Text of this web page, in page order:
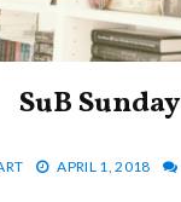
SuB Sunday
APRIL 1, 2018